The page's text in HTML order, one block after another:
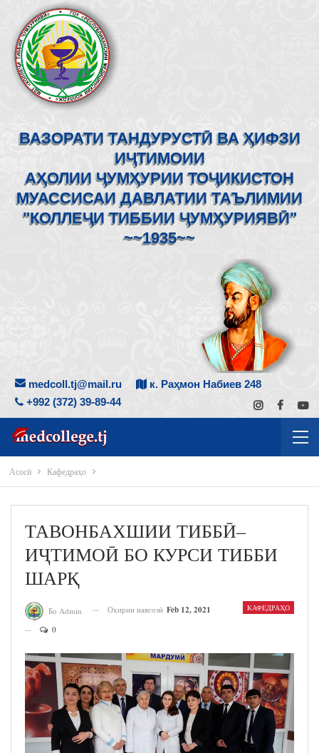
ВАЗОРАТИ ТАНДУРУСТӢ ВА ҲИФЗИ
ИҶТИМОИИ
АҲОЛИИ ҶУМҲУРИИ ТОҶИКИСТОН
МУАССИСАИ ДАВЛАТИИ ТАЪЛИМИИ
"КОЛЛЕҶИ ТИББИИ ҶУМҲУРИЯВӢ"
~~1935~~
medcoll.tj@mail.ru
к. Раҳмон Набиев 248
+992 (372) 39-89-44
Асосӣ Кафедраҳо
ТАВОНБАХШИИ ТИББӢ–
ИҶТИМОӢ БО КУРСИ ТИББИ
ШАРҚ
КАФЕДРАҲО
Бо Admin Охирин навсозӣ Feb 12, 2021
0